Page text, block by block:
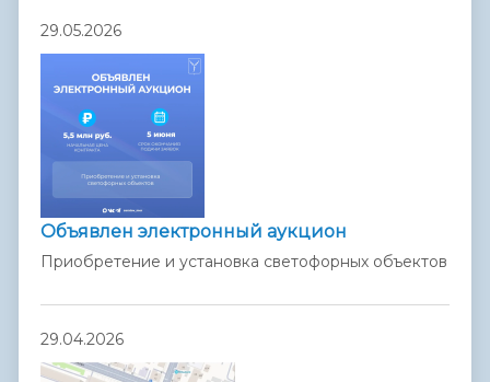
29.05.2026
Объявлен электронный аукцион
Приобретение и установка светофорных объектов
29.04.2026